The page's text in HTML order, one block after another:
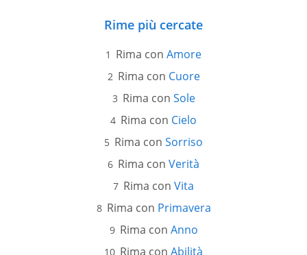
Rime più cercate
Rima con Amore
Rima con Cuore
Rima con Sole
Rima con Cielo
Rima con Sorriso
Rima con Verità
Rima con Vita
Rima con Primavera
Rima con Anno
Rima con Abilità